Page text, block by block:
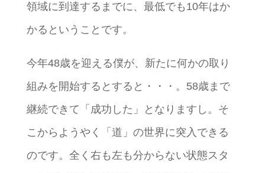
領域に到達するまでに、最低でも10年はか
かるということです。
今年48歳を迎える僕が、新たに何かの取り
組みを開始するとすると・・・。58歳まで
継続できて「成功した」となりますし。そ
こからようやく「道」の世界に突入できる
のです。全く右も左も分からない状態スタ